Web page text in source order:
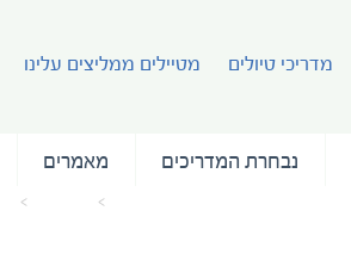
מדריכי טיולים מטיילים ממליצים עלינו
נבחרת המדריכים מאמרים